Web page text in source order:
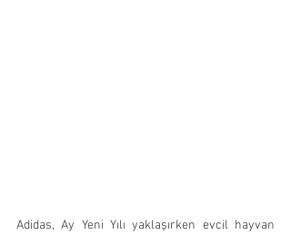
Adidas, Ay Yeni Yılı yaklaşırken evcil hayvan